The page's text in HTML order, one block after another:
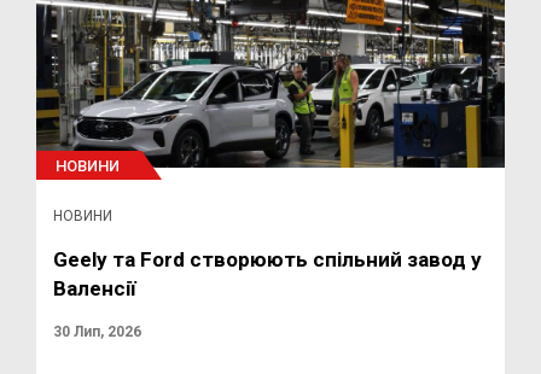
НОВИНИ
НОВИНИ
Geely та Ford створюють спільний завод у
Валенсії
30 Лип, 2026